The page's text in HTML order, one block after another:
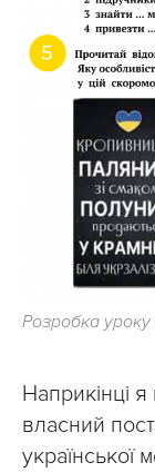
Розробка
Наприкінці
власний
української